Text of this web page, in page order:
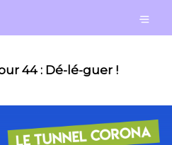
44 : Dé-lé-guer !